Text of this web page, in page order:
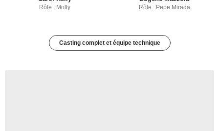
Rôle : Molly Rôle : Pepe Mirada
Casting complet et équipe technique